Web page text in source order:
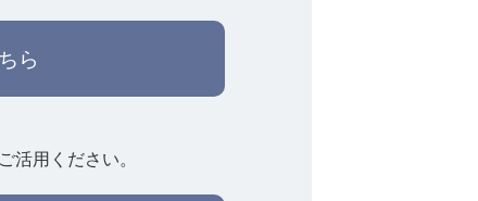
ら
活用ください。